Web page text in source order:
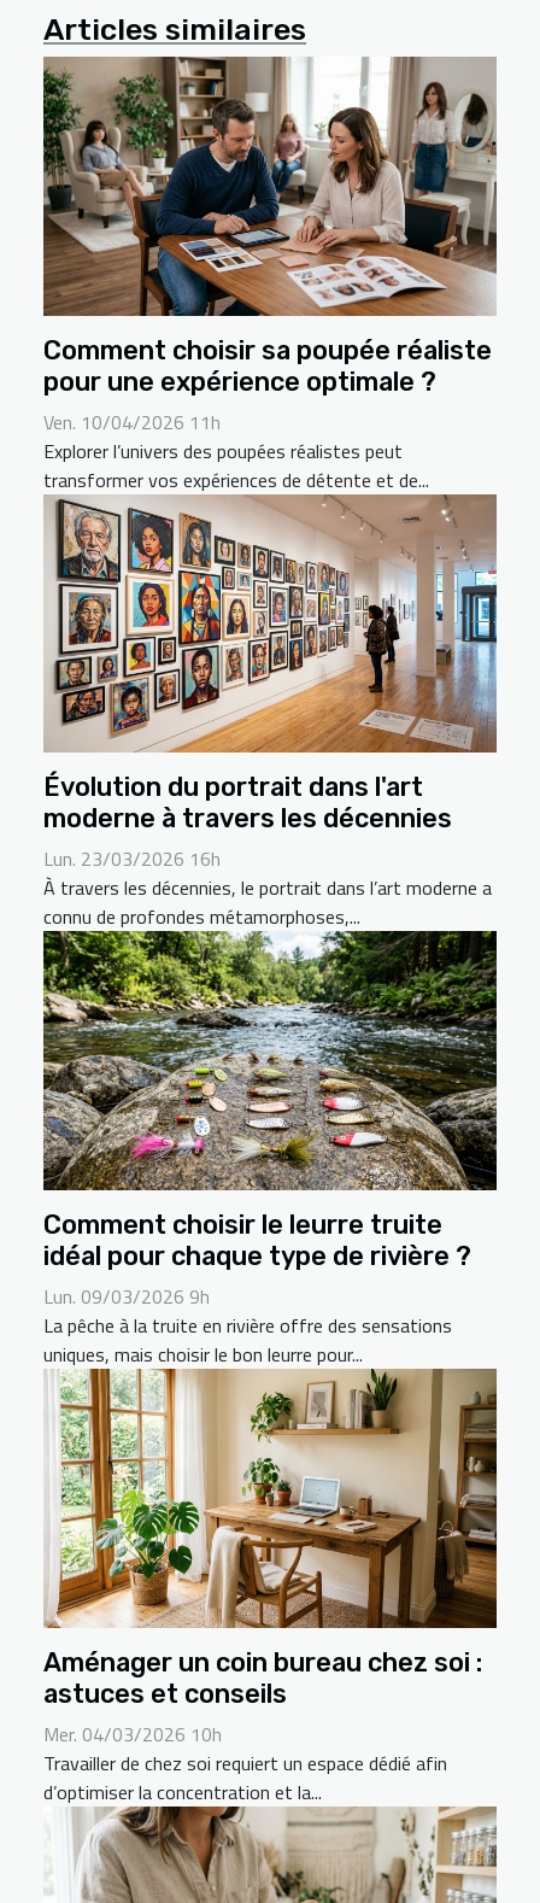
Articles similaires
Comment choisir sa poupée réaliste
pour une expérience optimale ?
Ven. 10/04/2026 11h
Explorer l’univers des poupées réalistes peut
transformer vos expériences de détente et de...
Évolution du portrait dans l'art
moderne à travers les décennies
Lun. 23/03/2026 16h
À travers les décennies, le portrait dans l’art moderne a
connu de profondes métamorphoses,...
Comment choisir le leurre truite
idéal pour chaque type de rivière ?
Lun. 09/03/2026 9h
La pêche à la truite en rivière offre des sensations
uniques, mais choisir le bon leurre pour...
Aménager un coin bureau chez soi :
astuces et conseils
Mer. 04/03/2026 10h
Travailler de chez soi requiert un espace dédié afin
d’optimiser la concentration et la...